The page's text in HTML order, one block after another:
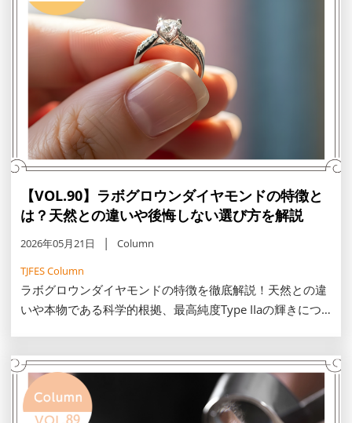
【VOL.90】ラボグロウンダイヤモンドの特徴と
は？天然との違いや後悔しない選び方を解説
2026年05月21日
Column
TJFES Column
ラボグロウンダイヤモンドの特徴を徹底解説！天然との違
いや本物である科学的根拠、最高純度Type IIaの輝きにつ